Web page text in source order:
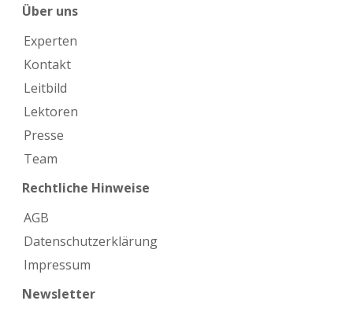
Über uns
Experten
Kontakt
Leitbild
Lektoren
Presse
Team
Rechtliche Hinweise
AGB
Datenschutzerklärung
Impressum
Newsletter